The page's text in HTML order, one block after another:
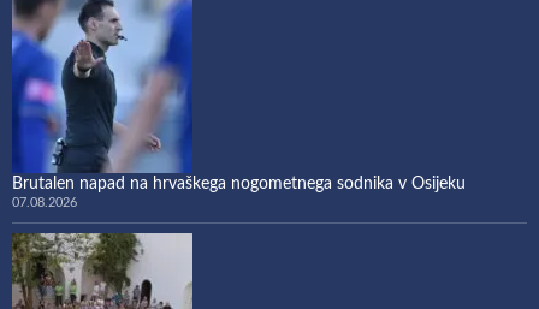
Brutalen napad na hrvaškega nogometnega sodnika v Osijeku
07.08.2026